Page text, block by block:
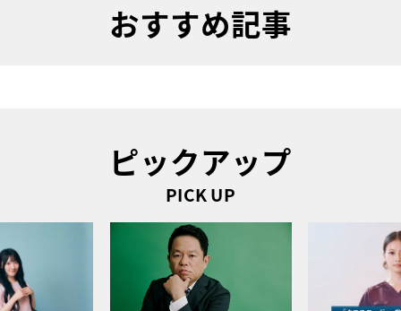
おすすめ記事
ピックアップ
PICK UP